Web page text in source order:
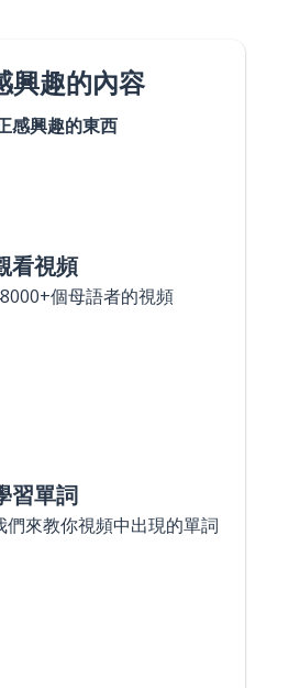
興趣的內容
感興趣的東西
看視頻
個母語者的視頻
習單詞
們來教你視頻中出現的單詞